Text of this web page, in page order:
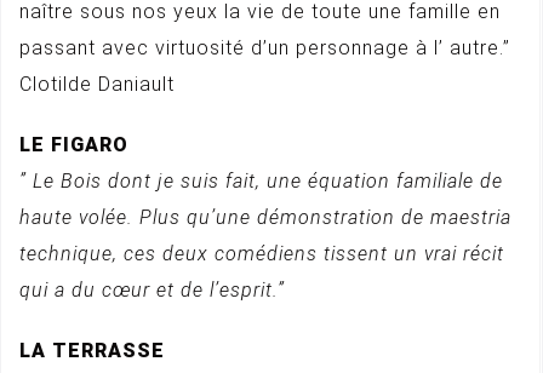
naître sous nos yeux la vie de toute une famille en
passant avec virtuosité d’un personnage à l’ autre.”
Clotilde Daniault
LE FIGARO
” Le Bois dont je suis fait, une équation familiale de
haute volée. Plus qu’une démonstration de maestria
technique, ces deux comédiens tissent un vrai récit
qui a du cœur et de l’esprit.”
LA TERRASSE